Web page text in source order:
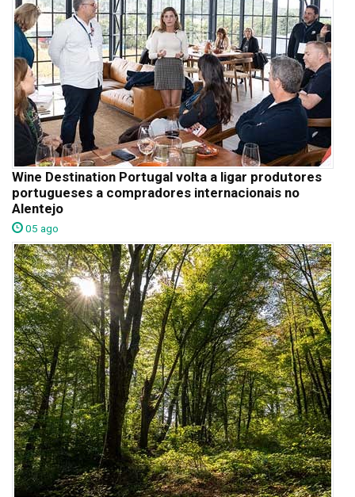
Wine Destination Portugal volta a ligar produtores
portugueses a compradores internacionais no
Alentejo
05 ago